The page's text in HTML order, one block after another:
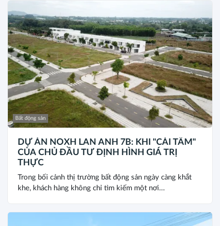
Bất động sản
DỰ ÁN NOXH LAN ANH 7B: KHI "CÁI TÂM"
CỦA CHỦ ĐẦU TƯ ĐỊNH HÌNH GIÁ TRỊ
THỰC
Trong bối cảnh thị trường bất động sản ngày càng khắt
khe, khách hàng không chỉ tìm kiếm một nơi...